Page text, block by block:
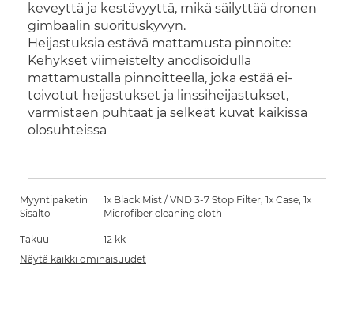
keveyttä ja kestävyyttä, mikä säilyttää dronen
gimbaalin suorituskyvyn.
Heijastuksia estävä mattamusta pinnoite:
Kehykset viimeistelty anodisoidulla
mattamustalla pinnoitteella, joka estää ei-
toivotut heijastukset ja linssiheijastukset,
varmistaen puhtaat ja selkeät kuvat kaikissa
olosuhteissa
Myyntipaketin
Sisältö
1x Black Mist / VND 3-7 Stop Filter, 1x Case, 1x
Microfiber cleaning cloth
Takuu
12 kk
Näytä kaikki ominaisuudet